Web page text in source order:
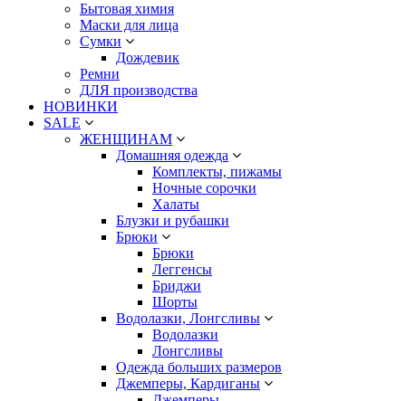
Бытовая химия
Маски для лица
Сумки
Дождевик
Ремни
ДЛЯ производства
НОВИНКИ
SALE
ЖЕНЩИНАМ
Домашняя одежда
Комплекты, пижамы
Ночные сорочки
Халаты
Блузки и рубашки
Брюки
Брюки
Леггенсы
Бриджи
Шорты
Водолазки, Лонгсливы
Водолазки
Лонгсливы
Одежда больших размеров
Джемперы, Кардиганы